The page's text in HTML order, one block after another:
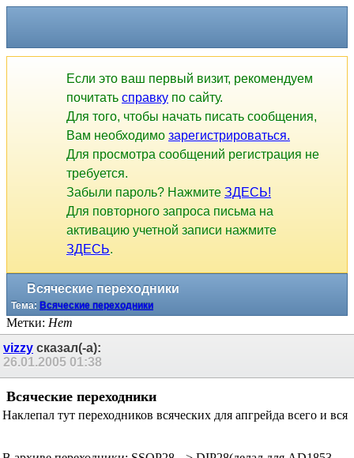
Если это ваш первый визит, рекомендуем
почитать справку по сайту.
Для того, чтобы начать писать сообщения,
Вам необходимо зарегистрироваться.
Для просмотра сообщений регистрация не
требуется.
Забыли пароль? Нажмите ЗДЕСЬ!
Для повторного запроса письма на
активацию учетной записи нажмите
ЗДЕСЬ.
Всяческие переходники
Тема: Всяческие переходники
Метки: Нет
vizzy сказал(-а):
26.01.2005 01:38
Всяческие переходники
Наклепал тут переходников всяческих для апгрейда всего и вся